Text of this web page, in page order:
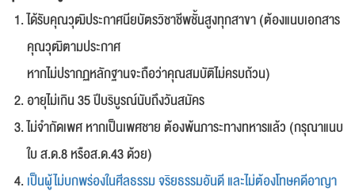
ได้รับคุณวุฒิประกาศนียบัตรวิชาชีพชั้นสูงทุกสาขา (ต้องแนบเอกสาร
คุณวุฒิตามประกาศ
หากไม่ปรากฏหลักฐานจะถือว่าคุณสมบัติไม่ครบถ้วน)
อายุไม่เกิน 35 ปีบริบูรณ์นับถึงวันสมัคร
ไม่จำกัดเพศ หากเป็นเพศชาย ต้องพ้นภาระทางทหารแล้ว (กรุณาแนบ
ใบ ส.ด.8 หรือส.ด.43 ด้วย)
เป็นผู้ไม่บกพร่องในศีลธรรม จริยธรรมอันดี และไม่ต้องโทษคดีอาญา